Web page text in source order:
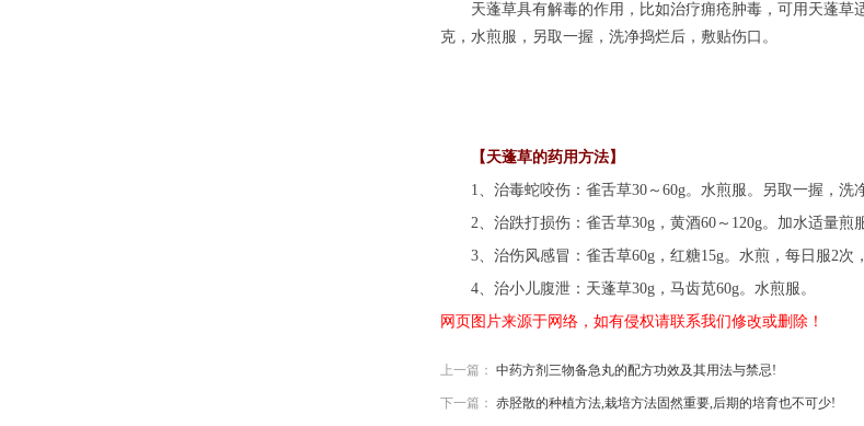
天蓬草具有解毒的作用，比如治疗痈疮肿毒，可用天蓬草
克，水煎服，另取一握，洗净捣烂后，敷贴伤口。
【天蓬草的药用方法】
1、治毒蛇咬伤：雀舌草30～60g。水煎服。另取一握，洗
2、治跌打损伤：雀舌草30g，黄酒60～120g。加水适量煎服
3、治伤风感冒：雀舌草60g，红糖15g。水煎，每日服2次
4、治小儿腹泄：天蓬草30g，马齿苋60g。水煎服。
网页图片来源于网络，如有侵权请联系我们修改或删除！
上一篇： 中药方剂三物备急丸的配方功效及其用法与禁忌!
下一篇： 赤胫散的种植方法,栽培方法固然重要,后期的培育也不可少!